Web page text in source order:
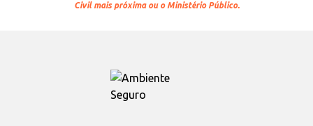
Civil mais próxima ou o Ministério Público.